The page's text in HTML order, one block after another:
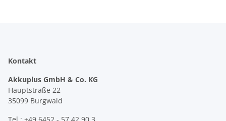
Kontakt
Akkuplus GmbH & Co. KG
Hauptstraße 22
35099 Burgwald